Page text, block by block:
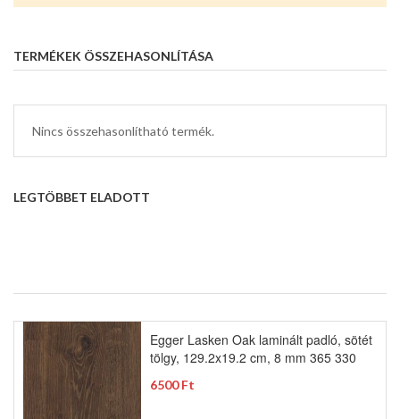
TERMÉKEK ÖSSZEHASONLÍTÁSA
Nincs összehasonlítható termék.
LEGTÖBBET ELADOTT
Egger Lasken Oak laminált padló, sötét
tölgy, 129.2x19.2 cm, 8 mm 365 330
6500 Ft